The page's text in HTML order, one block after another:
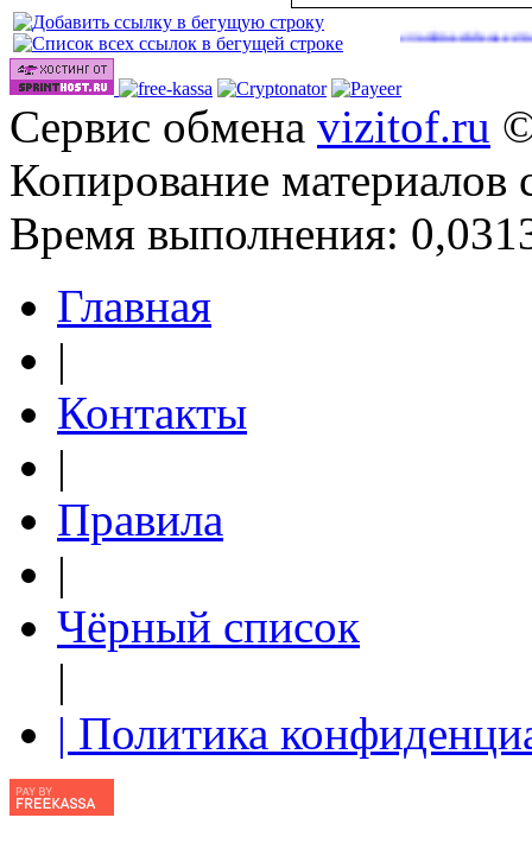
(41)|http://onlinevideos.cc/videos/(42)|http://onlinevideos.cc/tops/
Сервис обмена vizitof.ru
Копирование материалов
Время выполнения:
Главная
|
Контакты
|
Правила
|
Чёрный список
|
| Политика